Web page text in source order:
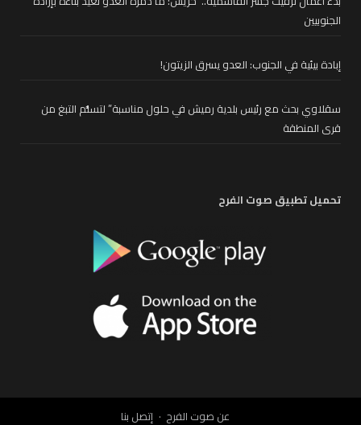
الجنوبيين
إبادة بيئية في الجنوب: العدو يسرق الزيتون!
سقلاوي بحث مع رئيس بلدية رميش في حلول مناسبة” لتسلُّم التبغ من
قرى المنطقة
تحميل تطبيق صوت الفرح
عن صوت الفرح إتصل بنا